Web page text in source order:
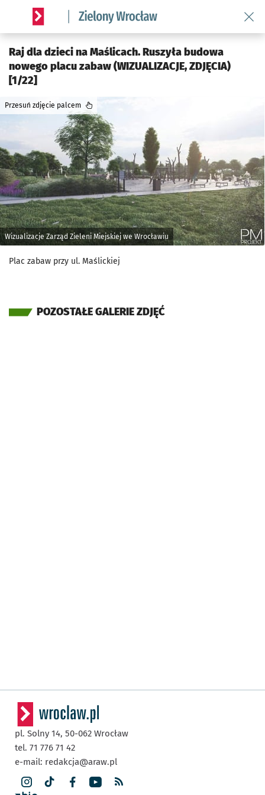
Serwis informacyjny wroclaw.pl podserwis: Środowisko we
Raj dla dzieci na Maślicach. Ruszyła budowa
nowego placu zabaw (WIZUALIZACJE, ZDJĘCIA)
[1/22]
Wizualizacje Zarząd Zieleni Miejskiej we Wrocławiu
Przesuń zdjęcie palcem
Plac zabaw przy ul. Maślickiej
POZOSTAŁE GALERIE ZDJĘĆ
pl. Solny 14, 50-062 Wrocław
tel. 71 776 71 42
e-mail: redakcja@araw.pl